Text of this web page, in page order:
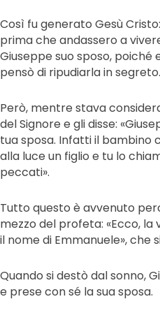
Così fu generato Gesù
prima che andassero a
Giuseppe suo sposo,
pensò di ripudiarla in segreto.
Però, mentre stava
del Signore e gli disse:
tua sposa. Infatti il bambino
alla luce un figlio e tu lo
peccati».
Tutto questo è avvenuto
mezzo del profeta: «Ecco,
il nome di Emmanuele», che
Quando si destò dal sonno,
e prese con sé la sua sposa.